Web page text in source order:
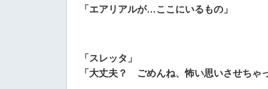
「エアリアルが…ここにいるもの」
「スレッタ」
「大丈夫？ ごめんね、怖い思いさせちゃ